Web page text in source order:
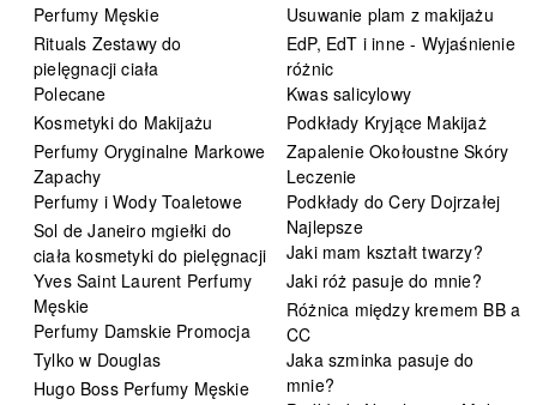
Perfumy Męskie
Rituals Zestawy do
pielęgnacji ciała
Polecane
Kosmetyki do Makijażu
Perfumy Oryginalne Markowe
Zapachy
Perfumy i Wody Toaletowe
Sol de Janeiro mgiełki do
ciała kosmetyki do pielęgnacji
Yves Saint Laurent Perfumy
Męskie
Perfumy Damskie Promocja
Tylko w Douglas
Hugo Boss Perfumy Męskie
Usuwanie plam z makijażu
EdP, EdT i inne - Wyjaśnienie
różnic
Kwas salicylowy
Podkłady Kryjące Makijaż
Zapalenie Okołoustne Skóry
Leczenie
Podkłady do Cery Dojrzałej
Najlepsze
Jaki mam kształt twarzy?
Jaki róż pasuje do mnie?
Różnica między kremem BB a
CC
Jaka szminka pasuje do
mnie?